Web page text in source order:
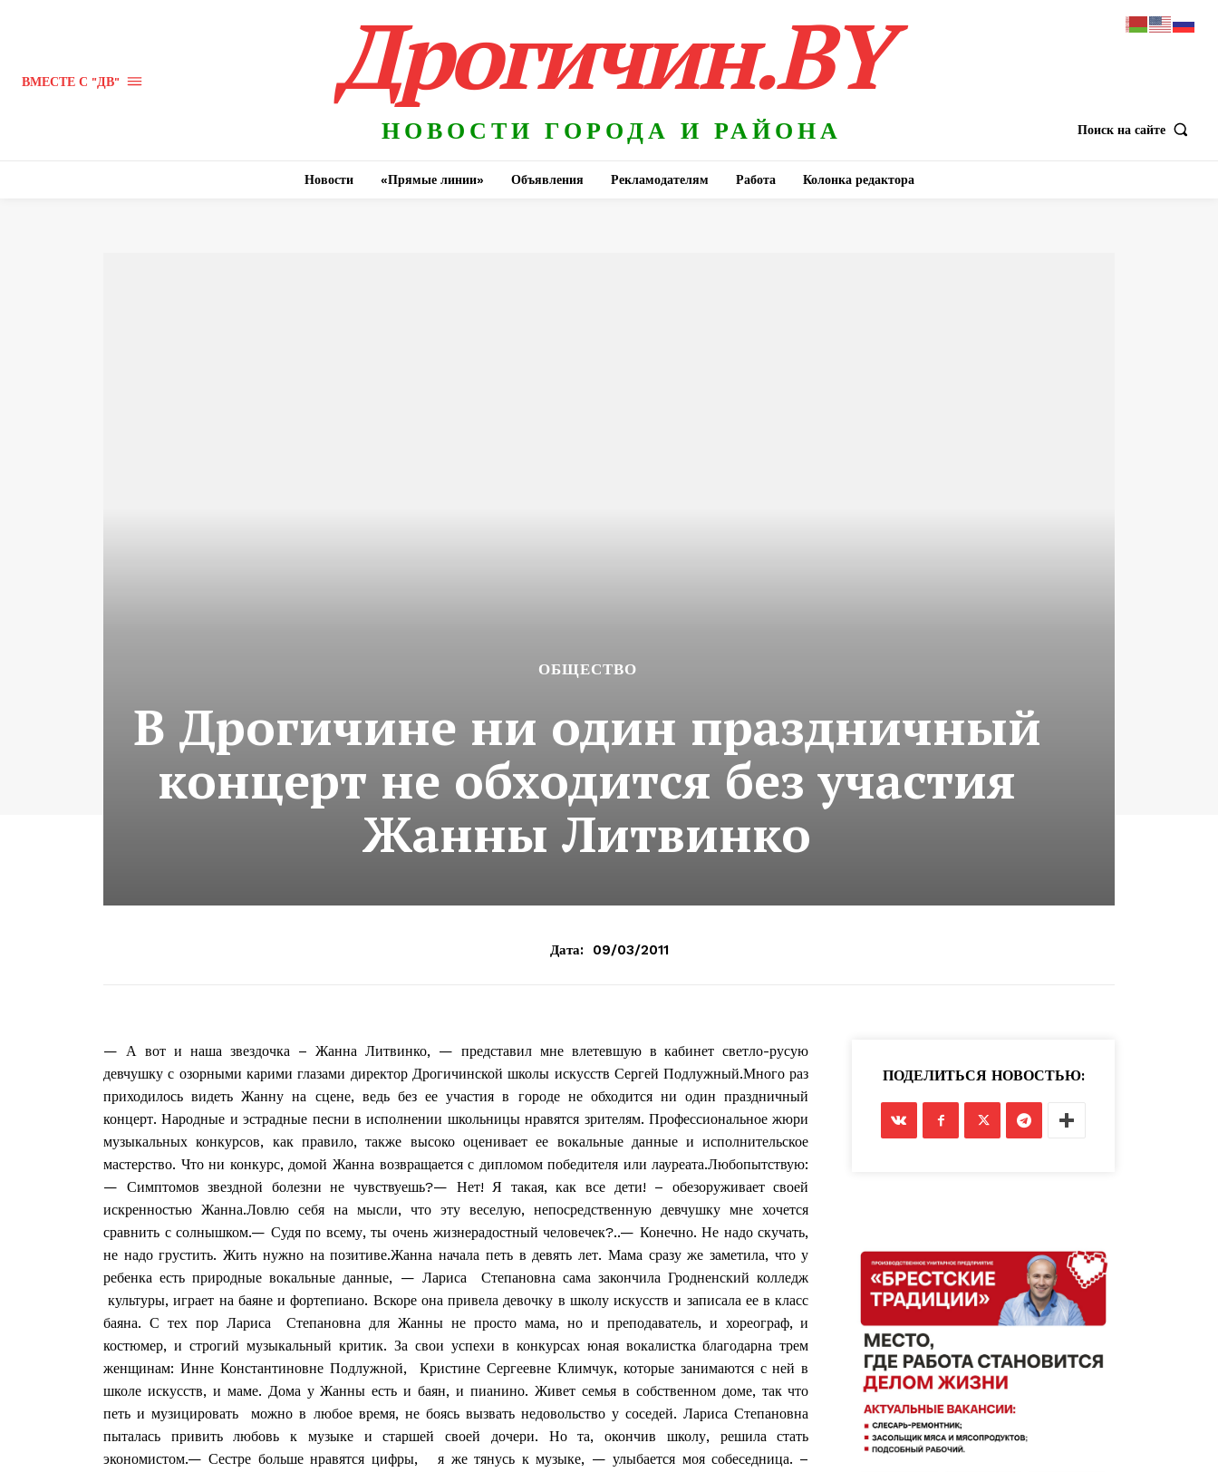
ВМЕСТЕ С "ДВ" Дрогичин.BY
НОВОСТИ ГОРОДА И РАЙОНА Поиск на сайте
Новости «Прямые линии» Объявления Рекламодателям Работа Колонка редактора
ОБЩЕСТВО
В Дрогичине ни один праздничный
концерт не обходится без участия
Жанны Литвинко
Дата: 09/03/2011
— А вот и наша звездочка – Жанна Литвинко, — представил мне влетевшую в кабинет светло-русую
девчушку с озорными карими глазами директор Дрогичинской школы искусств Сергей Подлужный.Много раз
приходилось видеть Жанну на сцене, ведь без ее участия в городе не обходится ни один праздничный
концерт. Народные и эстрадные песни в исполнении школьницы нравятся зрителям. Профессиональное жюри
музыкальных конкурсов, как правило, также высоко оценивает ее вокальные данные и исполнительское
мастерство. Что ни конкурс, домой Жанна возвращается с дипломом победителя или лауреата.Любопытствую:
— Симптомов звездной болезни не чувствуешь?— Нет! Я такая, как все дети! – обезоруживает своей
искренностью Жанна.Ловлю себя на мысли, что эту веселую, непосредственную девчушку мне хочется
сравнить с солнышком.— Судя по всему, ты очень жизнерадостный человечек?..— Конечно. Не надо скучать,
не надо грустить. Жить нужно на позитиве.Жанна начала петь в девять лет. Мама сразу же заметила, что у
ребенка есть природные вокальные данные, — Лариса Степановна сама закончила Гродненский колледж
культуры, играет на баяне и фортепиано. Вскоре она привела девочку в школу искусств и записала ее в класс
баяна. С тех пор Лариса Степановна для Жанны не просто мама, но и преподаватель, и хореограф, и
костюмер, и строгий музыкальный критик. За свои успехи в конкурсах юная вокалистка благодарна трем
женщинам: Инне Константиновне Подлужной, Кристине Сергеевне Климчук, которые занимаются с ней в
школе искусств, и маме. Дома у Жанны есть и баян, и пианино. Живет семья в собственном доме, так что
петь и музицировать можно в любое время, не боясь вызвать недовольство у соседей. Лариса Степановна
пыталась привить любовь к музыке и старшей своей дочери. Но та, окончив школу, решила стать
экономистом.— Сестре больше нравятся цифры, я же тянусь к музыке, — улыбается моя собеседница. –
ПОДЕЛИТЬСЯ НОВОСТЬЮ: